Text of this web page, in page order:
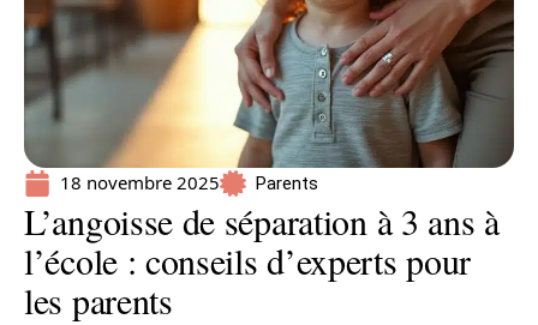
18 novembre 2025 Parents
L’angoisse de séparation à 3 ans à
l’école : conseils d’experts pour
les parents